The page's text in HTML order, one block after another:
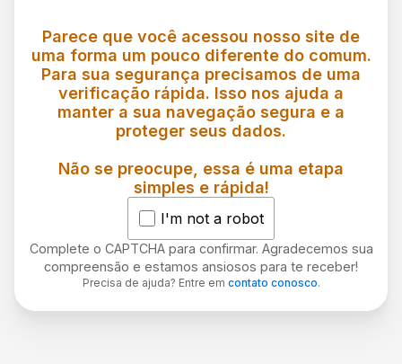
Parece que você acessou nosso site de
uma forma um pouco diferente do comum.
Para sua segurança precisamos de uma
verificação rápida. Isso nos ajuda a
manter a sua navegação segura e a
proteger seus dados.
Não se preocupe, essa é uma etapa
simples e rápida!
I'm not a robot
Complete o CAPTCHA para confirmar. Agradecemos sua
compreensão e estamos ansiosos para te receber!
Precisa de ajuda? Entre em contato conosco.